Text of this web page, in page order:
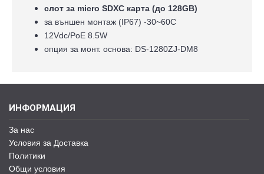
слот за micro SDXC карта (до 128GB)
за външен монтаж (IP67) -30~60C
12Vdc/PoE 8.5W
опция за монт. основа: DS-1280ZJ-DM8
ИНФОРМАЦИЯ
За нас
Условия за Доставка
Политики
Общи условия